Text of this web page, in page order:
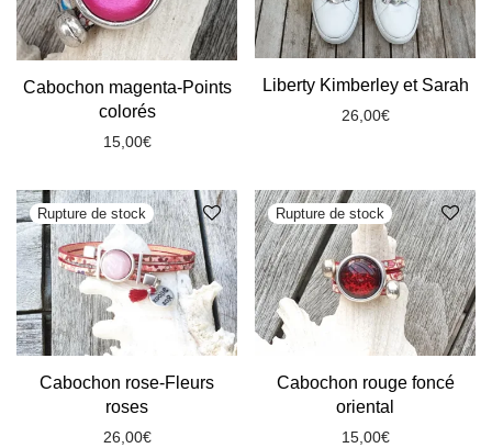
Cabochon magenta-Points
colorés
15,00€
Liberty Kimberley et Sarah
26,00€
Cabochon rose-Fleurs
roses
26,00€
Cabochon rouge foncé
oriental
15,00€